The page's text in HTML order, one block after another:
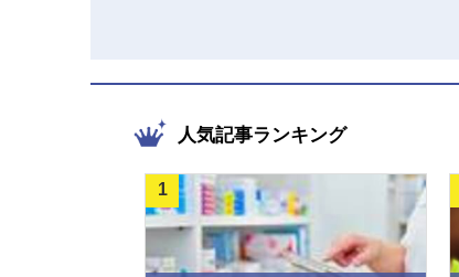
人気記事ランキング
1